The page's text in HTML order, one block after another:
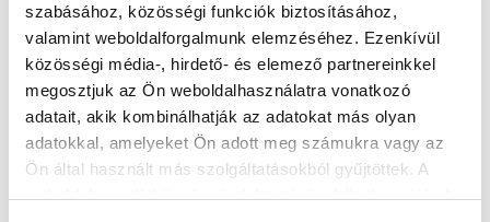
szabásához, közösségi funkciók biztosításához,
valamint weboldalforgalmunk elemzéséhez. Ezenkívül
közösségi média-, hirdető- és elemező partnereinkkel
megosztjuk az Ön weboldalhasználatra vonatkozó
adatait, akik kombinálhatják az adatokat más olyan
adatokkal, amelyeket Ön adott meg számukra vagy az
Ön által használt más szolgáltatásokból gyűjtöttek. A
weboldalon való böngészés folytatásával Ön hozzájárul a
FORDÍTOTT, DE VÉGÜL DÖNTETLENT
JÁTSZOTT NB III-AS CSAPATUNK
IVÁNCSÁN
2022-04-10 15:37:44
Merényi és Kovács Máté is szép gólt szereztek, ami
végül egy pontot ért.